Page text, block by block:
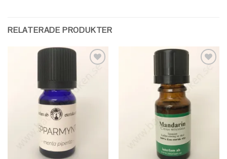
RELATERADE PRODUKTER
önskelistan
önskelistan